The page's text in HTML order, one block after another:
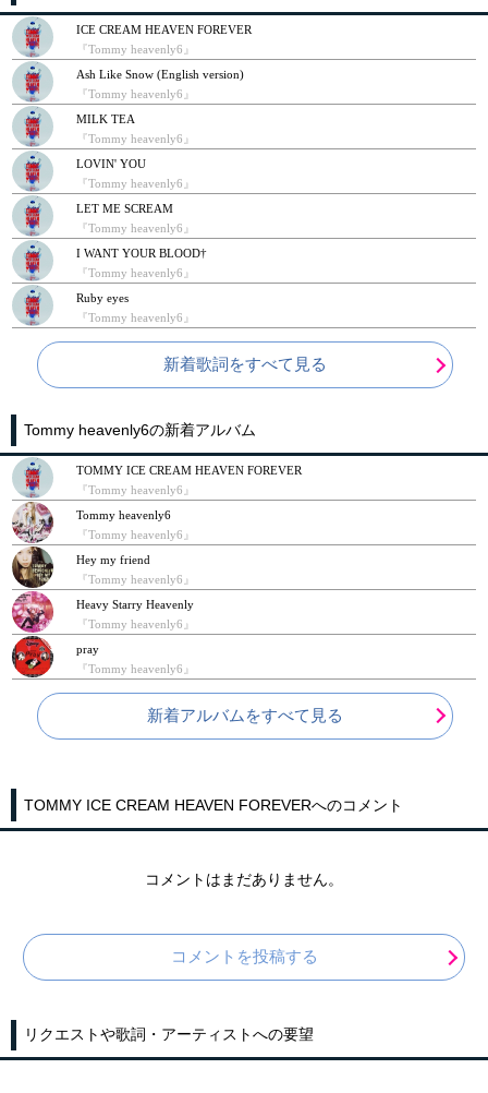
ICE CREAM HEAVEN FOREVER
『Tommy heavenly6』
Ash Like Snow (English version)
『Tommy heavenly6』
MILK TEA
『Tommy heavenly6』
LOVIN' YOU
『Tommy heavenly6』
LET ME SCREAM
『Tommy heavenly6』
I WANT YOUR BLOOD†
『Tommy heavenly6』
Ruby eyes
『Tommy heavenly6』
新着歌詞をすべて見る
Tommy heavenly6の新着アルバム
TOMMY ICE CREAM HEAVEN FOREVER
『Tommy heavenly6』
Tommy heavenly6
『Tommy heavenly6』
Hey my friend
『Tommy heavenly6』
Heavy Starry Heavenly
『Tommy heavenly6』
pray
『Tommy heavenly6』
新着アルバムをすべて見る
TOMMY ICE CREAM HEAVEN FOREVERへのコメント
コメントはまだありません。
コメントを投稿する
リクエストや歌詞・アーティストへの要望